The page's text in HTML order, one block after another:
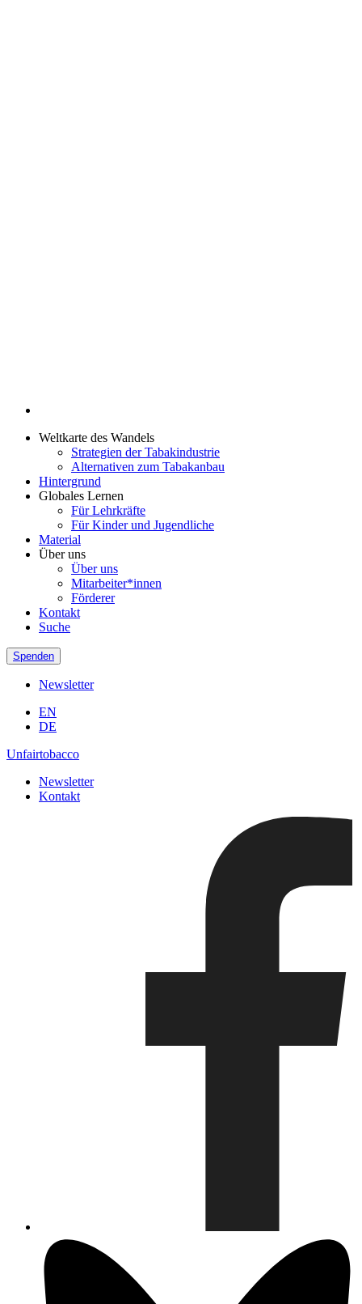
Weltkarte des Wandels
Strategien der Tabakindustrie
Alternativen zum Tabakanbau
Hintergrund
Globales Lernen
Für Lehrkräfte
Für Kinder und Jugendliche
Material
Über uns
Über uns
Mitarbeiter*innen
Förderer
Kontakt
Suche
Spenden
Newsletter
EN
DE
Unfairtobacco
Newsletter
Kontakt